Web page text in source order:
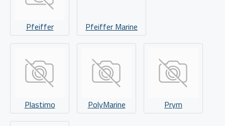
Pfeiffer Pfeiffer Marine
Plastimo PolyMarine Prym